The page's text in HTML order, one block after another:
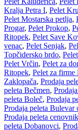
Kralja Petra I, Pelet
Pelet Mostarska petlja,
Progar, Pelet Prokop,
Ritopek, Pelet Save
venac, Pelet Senjak,
Topčidersko brdo,
Pelet Vrčin, Pelet za
Ritopek, Pelet za firme
Zaklopača, Prodaja
peleta Bečmen,
peleta Boleč, Prodaja
Prodaja peleta Bulevar
Prodaja peleta
peleta Dobanovci,